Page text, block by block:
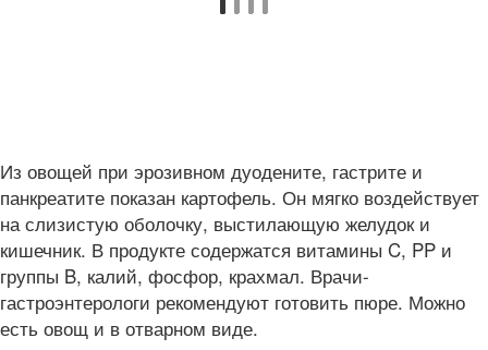
Из овощей при эрозивном дуодените, гастрите и
панкреатите показан картофель. Он мягко воздействует
на слизистую оболочку, выстилающую желудок и
кишечник. В продукте содержатся витамины C, PP и
группы B, калий, фосфор, крахмал. Врачи-
гастроэнтерологи рекомендуют готовить пюре. Можно
есть овощ и в отварном виде.